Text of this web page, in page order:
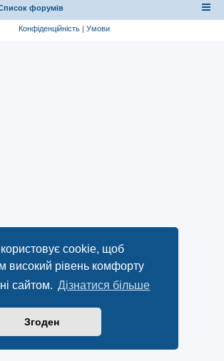
cookie, щоб
високий рівень комфорту
сайтом. Дізнатися більше
Згоден
форумів
Конфіденційність | Умови